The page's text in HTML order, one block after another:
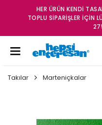
HER ÜRÜN KENDİ
TOPLU SİPARİŞLER
Takılar Marteniçkalar